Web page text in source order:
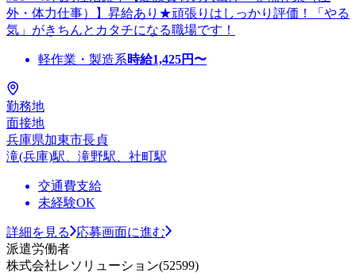
外・体力仕事）】昇給あり★頑張りはしっかり評価！「やる
気」がきちんとカタチになる職場です！
軽作業・製造系時給1,425円〜
勤務地
面接地
兵庫県加東市長貞
滝(兵庫)駅、滝野駅、社町駅
交通費支給
未経験OK
詳細を見る
応募画面に進む
派遣労働者
株式会社レソリューション(52599)